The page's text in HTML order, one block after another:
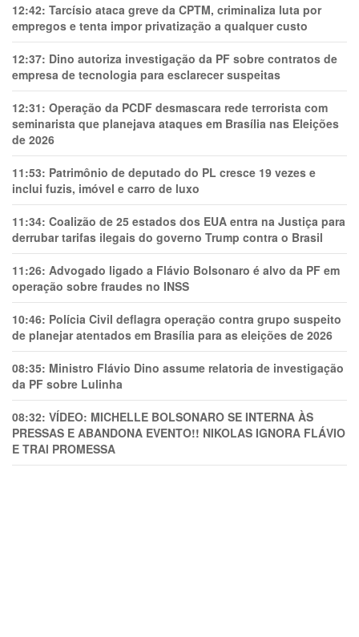
12:42: Tarcísio ataca greve da CPTM, criminaliza luta por
empregos e tenta impor privatização a qualquer custo
12:37: Dino autoriza investigação da PF sobre contratos de
empresa de tecnologia para esclarecer suspeitas
12:31: Operação da PCDF desmascara rede terrorista com
seminarista que planejava ataques em Brasília nas Eleições
de 2026
11:53: Patrimônio de deputado do PL cresce 19 vezes e
inclui fuzis, imóvel e carro de luxo
11:34: Coalizão de 25 estados dos EUA entra na Justiça para
derrubar tarifas ilegais do governo Trump contra o Brasil
11:26: Advogado ligado a Flávio Bolsonaro é alvo da PF em
operação sobre fraudes no INSS
10:46: Polícia Civil deflagra operação contra grupo suspeito
de planejar atentados em Brasília para as eleições de 2026
08:35: Ministro Flávio Dino assume relatoria de investigação
da PF sobre Lulinha
08:32: VÍDEO: MICHELLE BOLSONARO SE INTERNA ÀS
PRESSAS E ABANDONA EVENTO!! NIKOLAS IGNORA FLÁVIO
E TRAl PROMESSA